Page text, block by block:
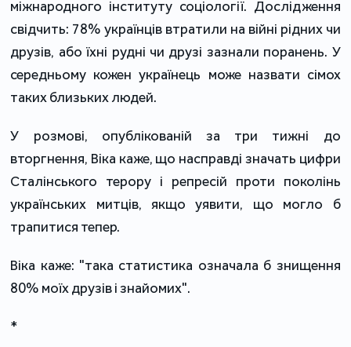
міжнародного інституту соціології. Дослідження
свідчить: 78% українців втратили на війні рідних чи
друзів, або їхні рудні чи друзі зазнали поранень. У
середньому кожен українець може назвати сімох
таких близьких людей.
У розмові, опублікованій за три тижні до
вторгнення, Віка каже, що насправді значать цифри
Сталінського терору і репресій проти поколінь
українських митців, якщо уявити, що могло б
трапитися тепер.
Віка каже: "така статистика означала б знищення
80% моїх друзів і знайомих".
*